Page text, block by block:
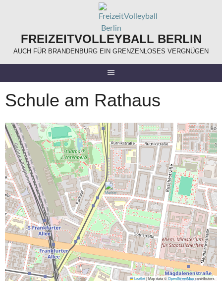
FREIZEITVOLLEYBALL BERLIN
AUCH FÜR BRANDENBURG EIN GRENZENLOSES VERGNÜGEN
Schule am Rathaus
Leaflet|Map data ©OpenStreetMapcontributors